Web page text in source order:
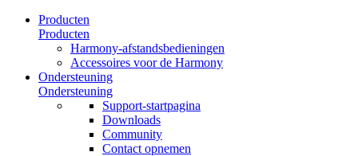
Producten
Producten
Harmony-afstandsbedieningen
Accessoires voor de Harmony
Ondersteuning
Ondersteuning
Support-startpagina
Downloads
Community
Contact opnemen